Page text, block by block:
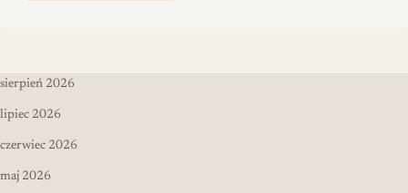
sierpień 2026
lipiec 2026
czerwiec 2026
maj 2026